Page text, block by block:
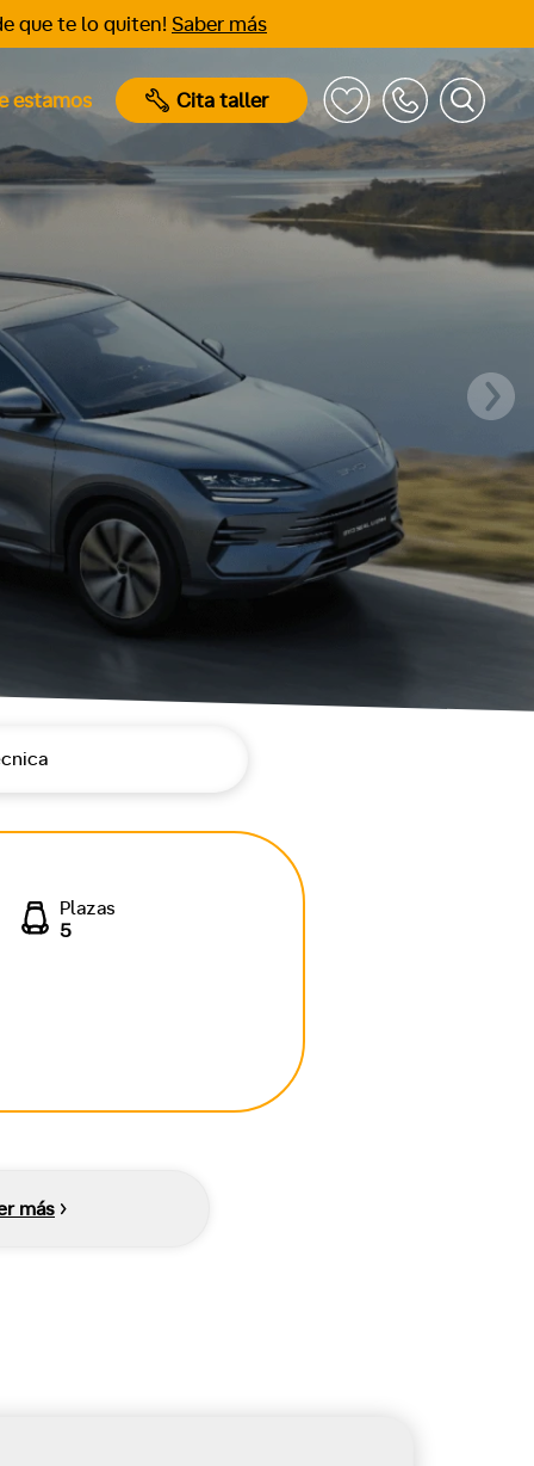
que te lo quiten! Saber más
estamos Cita taller
Plazas
5
más